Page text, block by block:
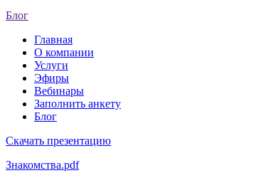
Блог
Главная
О компании
Услуги
Эфиры
Вебинары
Заполнить анкету
Блог
Скачать презентацию
Знакомства.pdf